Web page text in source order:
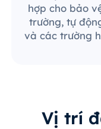
hợp cho bảo
trường, tự
và các trường
Vị trí